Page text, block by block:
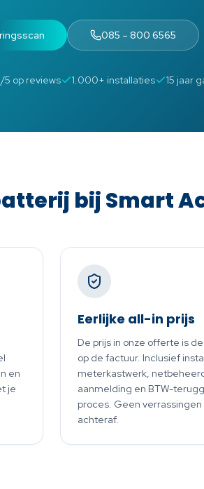
085 – 800 6565
5 op reviews 1.000+ installaties 15 jaar
bij Smart
en
je
Eerlijke all-in prijs
De prijs in onze offerte is
op de factuur. Inclusief
meterkastwerk,
aanmelding en BTW-
proces. Geen verrassingen
achteraf.